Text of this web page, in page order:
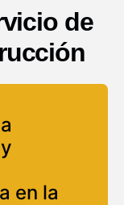
de
en la